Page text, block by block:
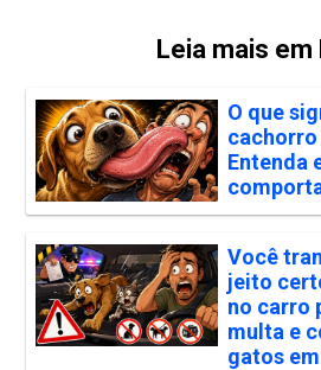
Leia mais em
O que
Entenda
Você
jeito
no carro
multa e
gatos